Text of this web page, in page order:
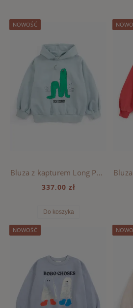
Bluza z kapturem Long Puff, BOBO CHOSES - LIGHT BLUE
337,00 zł
Do koszyka
NOWOŚĆ
NOWOŚĆ